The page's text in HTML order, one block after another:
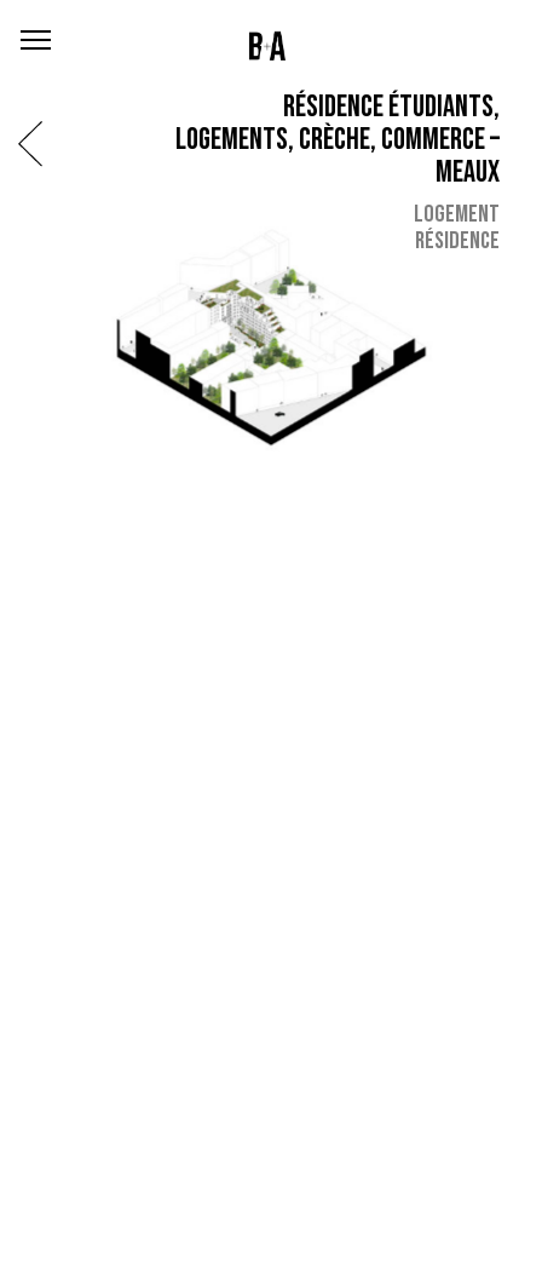
RÉSIDENCE ÉTUDIANTS,
LOGEMENTS, CRÈCHE, COMMERCE –
MEAUX
LOGEMENT
RÉSIDENCE